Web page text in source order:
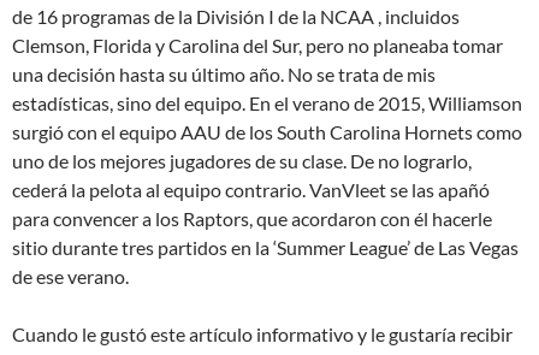
de 16 programas de la División I de la NCAA , incluidos
Clemson, Florida y Carolina del Sur, pero no planeaba tomar
una decisión hasta su último año. No se trata de mis
estadísticas, sino del equipo. En el verano de 2015, Williamson
surgió con el equipo AAU de los South Carolina Hornets como
uno de los mejores jugadores de su clase. De no lograrlo,
cederá la pelota al equipo contrario. VanVleet se las apañó
para convencer a los Raptors, que acordaron con él hacerle
sitio durante tres partidos en la ‘Summer League’ de Las Vegas
de ese verano.
Cuando le gustó este artículo informativo y le gustaría recibir